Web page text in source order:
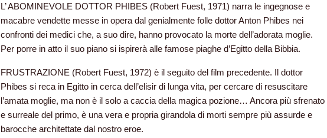
L’ ABOMINEVOLE DOTTOR PHIBES (Robert Fuest, 1971) narra le ingegnose e
macabre vendette messe in opera dal genialmente folle dottor Anton Phibes nei
confronti dei medici che, a suo dire, hanno provocato la morte dell’adorata moglie.
Per porre in atto il suo piano si ispirerà alle famose piaghe d’Egitto della Bibbia.
FRUSTRAZIONE (Robert Fuest, 1972) è il seguito del film precedente. Il dottor
Phibes si reca in Egitto in cerca dell’elisir di lunga vita, per cercare di resuscitare
l’amata moglie, ma non è il solo a caccia della magica pozione… Ancora più sfrenato
e surreale del primo, è una vera e propria girandola di morti sempre più assurde e
barocche architettate dal nostro eroe.